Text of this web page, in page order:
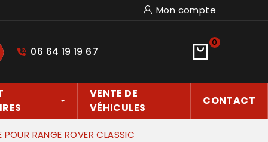
Mon compte
06 64 19 19 67
0
VENTE DE
VÉHICULES
CONTACT
POUR RANGE ROVER CLASSIC